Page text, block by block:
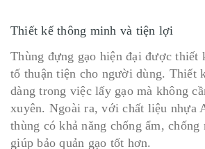
Thiết kế thông minh và tiện lợi
Thùng đựng gạo hiện đại được thiết
tố thuận tiện cho người dùng. Thiết
dàng trong việc lấy gạo mà không
xuyên. Ngoài ra, với chất liệu nhựa
thùng có khả năng chống ẩm,
giúp bảo quản gạo tốt hơn.